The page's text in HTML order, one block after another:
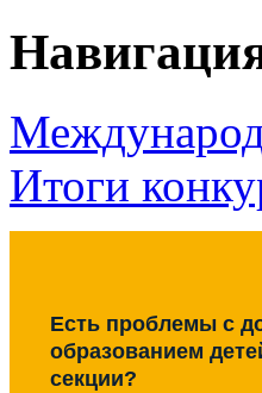
Итоги
Есть проблемы с
образованием
секции?